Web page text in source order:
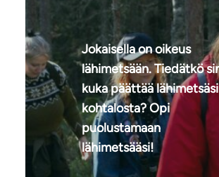
Jokaisella on oikeus
lähimetsään. Tiedätkö
kuka päättää lähimetsäsi
kohtalosta? Opi
puolustamaan
lähimetsääsi!